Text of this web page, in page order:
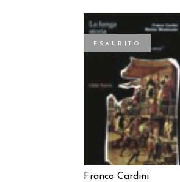
ESAURITO
LEGGI TUTTO
Franco Cardini